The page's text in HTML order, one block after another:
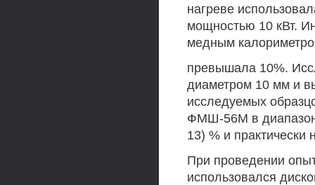
нагреве
мощностью 10 кВт.
медным
превышала 10%.
диаметром 10 мм и
исследуемых
ФМШ-56М в
13) % и
При проведении
использовался